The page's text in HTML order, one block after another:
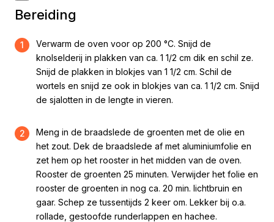
Bereiding
1
Verwarm de oven voor op 200 °C. Snijd de
knolselderij in plakken van ca. 1 1/2 cm dik en schil ze.
Snijd de plakken in blokjes van 1 1/2 cm. Schil de
wortels en snijd ze ook in blokjes van ca. 1 1/2 cm. Snijd
de sjalotten in de lengte in vieren.
2
Meng in de braadslede de groenten met de olie en
het zout. Dek de braadslede af met aluminiumfolie en
zet hem op het rooster in het midden van de oven.
Rooster de groenten 25 minuten. Verwijder het folie en
rooster de groenten in nog ca. 20 min. lichtbruin en
gaar. Schep ze tussentijds 2 keer om. Lekker bij o.a.
rollade, gestoofde runderlappen en hachee.